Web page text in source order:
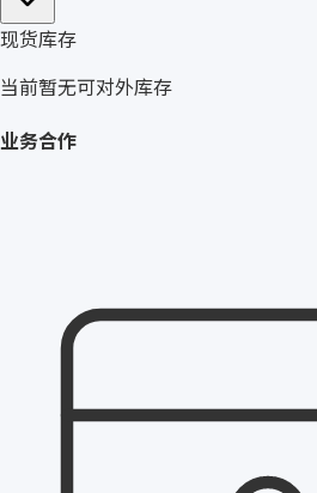
现货库存
当前暂无可对外库存
业务合作